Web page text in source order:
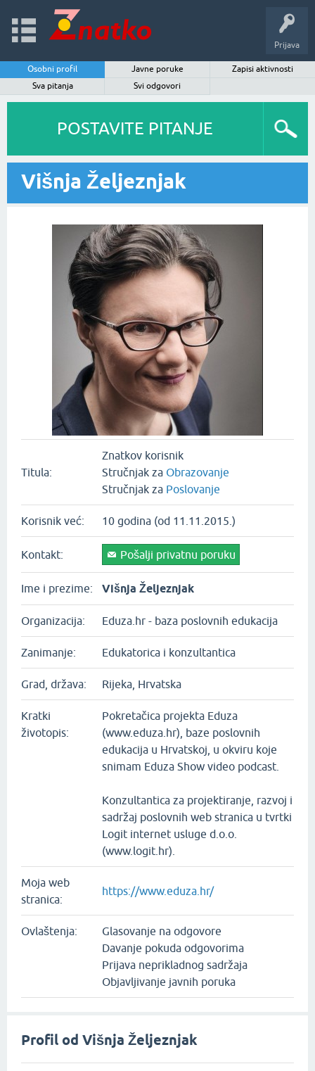
Prijava
Osobni profil Javne poruke
Zapisi aktivnosti
Sva pitanja
Svi odgovori
POSTAVITE PITANJE
Višnja Željeznjak
Titula:
Znatkov korisnik
Stručnjak za Obrazovanje
Stručnjak za Poslovanje
Korisnik već: 10 godina (od 11.11.2015.)
Kontakt: Pošalji privatnu poruku
Ime i prezime: Višnja Željeznjak
Organizacija: Eduza.hr - baza poslovnih edukacija
Zanimanje: Edukatorica i konzultantica
Grad, država: Rijeka, Hrvatska
Kratki
životopis:
Pokretačica projekta Eduza
(www.eduza.hr), baze poslovnih
edukacija u Hrvatskoj, u okviru koje
snimam Eduza Show video podcast.
Konzultantica za projektiranje, razvoj i
sadržaj poslovnih web stranica u tvrtki
Logit internet usluge d.o.o.
(www.logit.hr).
Moja web
stranica:
https://www.eduza.hr/
Ovlaštenja:
Glasovanje na odgovore
Davanje pokuda odgovorima
Prijava neprikladnog sadržaja
Objavljivanje javnih poruka
Profil od Višnja Željeznjak